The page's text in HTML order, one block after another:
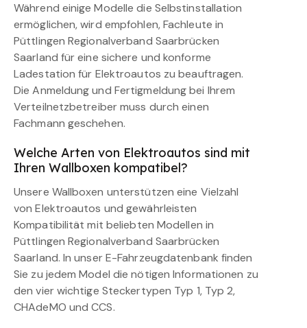
Während einige Modelle die Selbstinstallation
ermöglichen, wird empfohlen, Fachleute in
Püttlingen Regionalverband Saarbrücken
Saarland für eine sichere und konforme
Ladestation für Elektroautos zu beauftragen.
Die Anmeldung und Fertigmeldung bei Ihrem
Verteilnetzbetreiber muss durch einen
Fachmann geschehen.
Welche Arten von Elektroautos sind mit
Ihren Wallboxen kompatibel?
Unsere Wallboxen unterstützen eine Vielzahl
von Elektroautos und gewährleisten
Kompatibilität mit beliebten Modellen in
Püttlingen Regionalverband Saarbrücken
Saarland. In unser E-Fahrzeugdatenbank finden
Sie zu jedem Model die nötigen Informationen zu
den vier wichtige Steckertypen Typ 1, Typ 2,
CHAdeMO und CCS.